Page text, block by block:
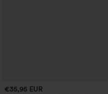
€35,95 EUR